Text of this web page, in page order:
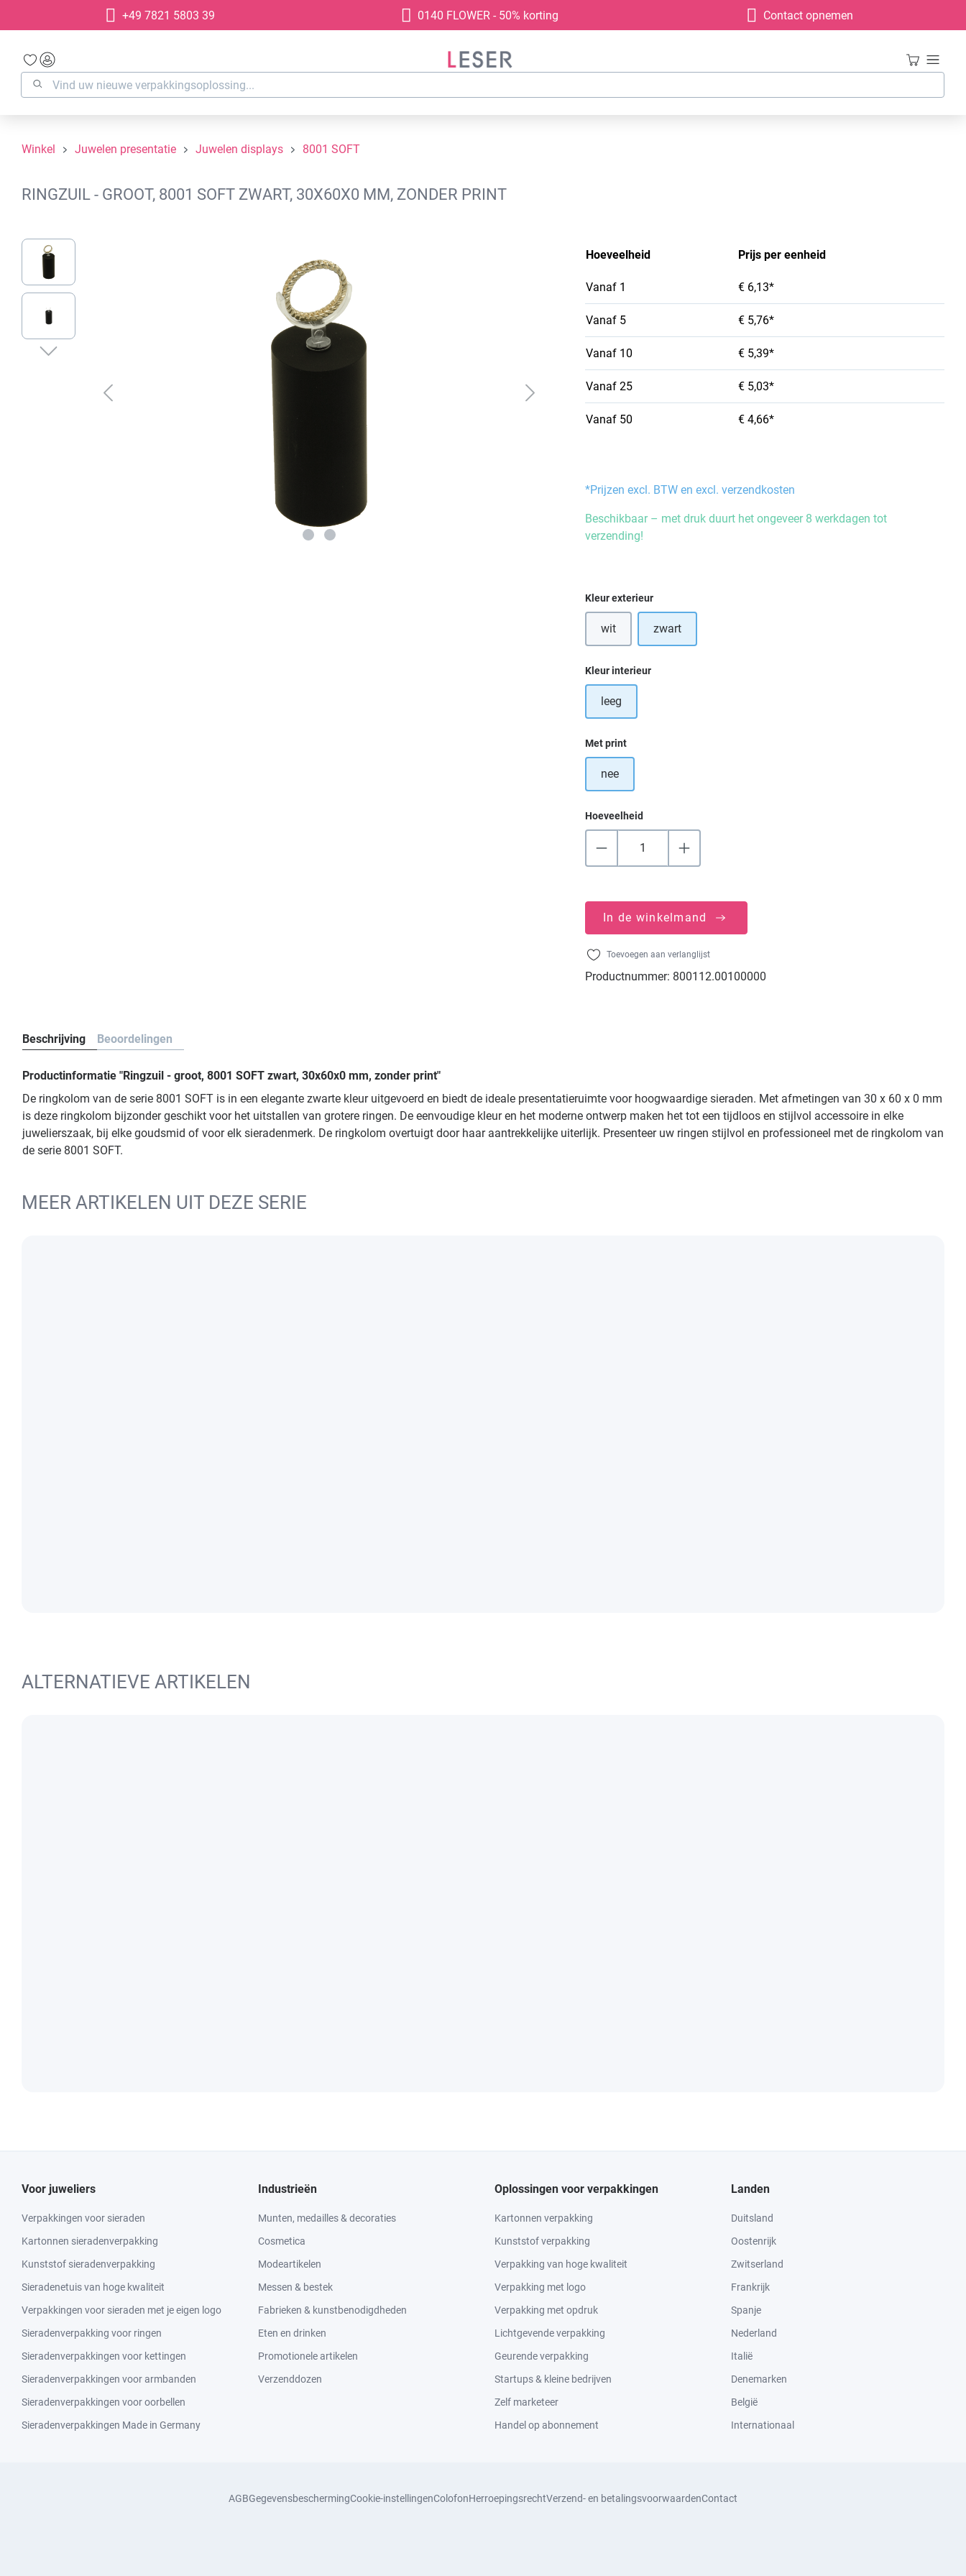
Ga naar de hoofdnavigatie
+49 7821 5803 39 0140 FLOWER - 50% korting Contact opnemen
Winkel Juwelen presentatie Juwelen displays 8001 SOFT
RINGZUIL - GROOT, 8001 SOFT ZWART, 30X60X0 MM, ZONDER PRINT
Afbeeldingengalerij overslaan
Hoeveelheid Prijs per eenheid
Vanaf 1 € 6,13*
Vanaf 5 € 5,76*
Vanaf 10 € 5,39*
Vanaf 25 € 5,03*
Vanaf 50 € 4,66*
*Prijzen excl. BTW en excl. verzendkosten
Beschikbaar – met druk duurt het ongeveer 8 werkdagen tot
verzending!
Selecteer
Kleur exterieur
wit zwart
Selecteer
Kleur interieur
leeg
Selecteer
Met print
nee
Hoeveelheid
In de winkelmand
Toevoegen aan verlanglijst
Productnummer: 800112.00100000
Beschrijving Beoordelingen
Productinformatie "Ringzuil - groot, 8001 SOFT zwart, 30x60x0 mm, zonder print"
De ringkolom van de serie 8001 SOFT is in een elegante zwarte kleur uitgevoerd en biedt de ideale presentatieruimte voor hoogwaardige sieraden. Met afmetingen van 30 x 60 x 0 mm
is deze ringkolom bijzonder geschikt voor het uitstallen van grotere ringen. De eenvoudige kleur en het moderne ontwerp maken het tot een tijdloos en stijlvol accessoire in elke
juwelierszaak, bij elke goudsmid of voor elk sieradenmerk. De ringkolom overtuigt door haar aantrekkelijke uiterlijk. Presenteer uw ringen stijlvol en professioneel met de ringkolom van
de serie 8001 SOFT.
MEER ARTIKELEN UIT DEZE SERIE
ALTERNATIEVE ARTIKELEN
Voor juweliers
Verpakkingen voor sieraden
Kartonnen sieradenverpakking
Kunststof sieradenverpakking
Sieradenetuis van hoge kwaliteit
Verpakkingen voor sieraden met je eigen logo
Sieradenverpakking voor ringen
Sieradenverpakkingen voor kettingen
Sieradenverpakkingen voor armbanden
Sieradenverpakkingen voor oorbellen
Sieradenverpakkingen Made in Germany
Industrieën
Munten, medailles & decoraties
Cosmetica
Modeartikelen
Messen & bestek
Fabrieken & kunstbenodigdheden
Eten en drinken
Promotionele artikelen
Verzenddozen
Oplossingen voor verpakkingen
Kartonnen verpakking
Kunststof verpakking
Verpakking van hoge kwaliteit
Verpakking met logo
Verpakking met opdruk
Lichtgevende verpakking
Geurende verpakking
Startups & kleine bedrijven
Zelf marketeer
Handel op abonnement
Landen
Duitsland
Oostenrijk
Zwitserland
Frankrijk
Spanje
Nederland
Italië
Denemarken
België
Internationaal
AGBGegevensbeschermingCookie-instellingenColofonHerroepingsrechtVerzend- en betalingsvoorwaardenContact